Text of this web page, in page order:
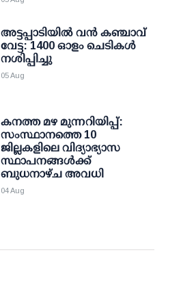
അട്ടപ്പാടിയില്‍ വന്‍ കഞ്ചാവ്
വേട്ട: 1400 ഓളം ചെടികള്‍
നശിപ്പിച്ചു
05 Aug
കനത്ത മഴ മുന്നറിയിപ്പ്:
സംസ്ഥാനത്തെ 10
ജില്ലകളിലെ വിദ്യാഭ്യാസ
സ്ഥാപനങ്ങള്‍ക്ക്
ബുധനാഴ്ച അവധി
04 Aug